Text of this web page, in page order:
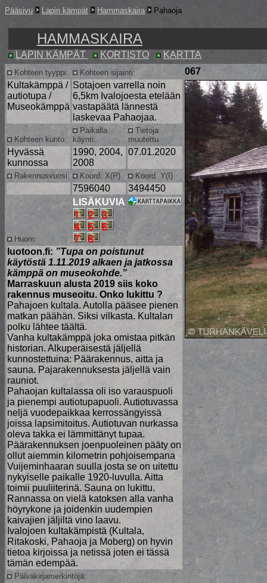
Pääsivu Lapin kämpät Hammaskaira Pahaoja
HAMMASKAIRA
LAPIN KÄMPÄT KORTISTO KARTTA
Kohteen tyyppi: Kohteen sijainti:
067
Kultakämppä /
autiotupa /
Museokämppä
Sotajoen varrella noin
6,5km Ivalojoesta etelään
vastapäätä lännestä
laskevaa Pahaojaa.
Kohteen kunto:
Paikalla
käynti:
Tietoja
muutettu
Hyvässä
kunnossa
1990, 2004,
2008
07.01.2020
Rakennusvuosi: Koord. X(P) Koord. Y(I)
7596040 3494450
Huom:
LISÄKUVIA
luotoon.fi: ”Tupa on poistunut
käytöstä 1.11.2019 alkaen ja jatkossa
kämppä on museokohde.”
Marraskuun alusta 2019 siis koko
rakennus museoitu. Onko lukittu ?
Pahajoen kultala. Autolla pääsee pienen
matkan päähän. Siksi vilkasta. Kultalan
polku lähtee täältä.
Vanha kultakämppä joka omistaa pitkän
historian. Alkuperäisestä jäljellä
kunnostettuina: Päärakennus, aitta ja
sauna. Pajarakennuksesta jäljellä vain
rauniot.
Pahaojan kultalassa oli iso varauspuoli
ja pienempi autiotupapuoli. Autiotuvassa
neljä vuodepaikkaa kerrossängyissä
joissa lapsimitoitus. Autiotuvan nurkassa
oleva takka ei lämmittänyt tupaa.
Päärakennuksen joenpuoleinen pääty on
ollut aiemmin kilometrin pohjoisempana
Vuijeminhaaran suulla josta se on uitettu
nykyiselle paikalle 1920-luvulla. Aitta
toimii puuliiterinä. Sauna on lukittu.
Rannassa on vielä katoksen alla vanha
höyrykone ja joidenkin uudempien
kaivajien jäljiltä vino laavu.
Ivalojoen kultakämpistä (Kultala,
Ritakoski, Pahaoja ja Moberg) on hyvin
tietoa kirjoissa ja netissä joten ei tässä
tämän edempää.
Päiväkirjamerkintöjä: